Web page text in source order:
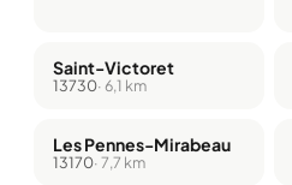
Saint-Victoret
13730· 6,1 km
Les Pennes-Mirabeau
13170· 7,7 km